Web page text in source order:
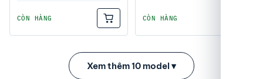
CÒN HÀNG CÒN HÀNG
Xem thêm 10 model ▾